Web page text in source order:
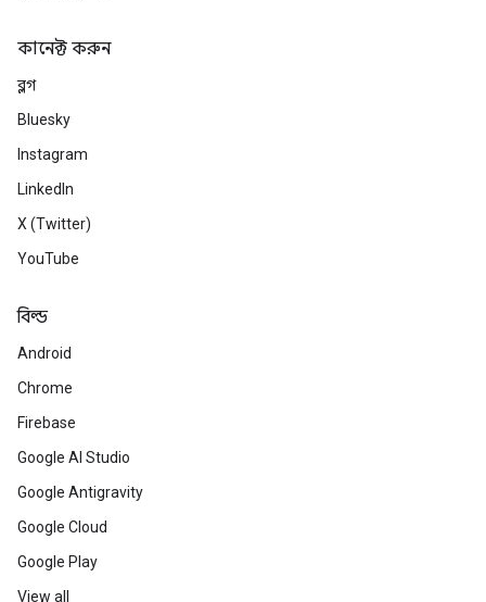
কানেক্ট করুন
ব্লগ
Bluesky
Instagram
LinkedIn
X (Twitter)
YouTube
বিল্ড
Android
Chrome
Firebase
Google AI Studio
Google Antigravity
Google Cloud
Google Play
View all